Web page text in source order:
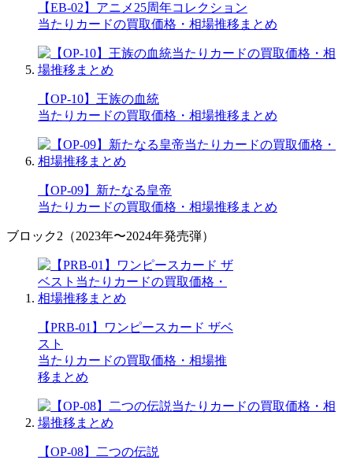
【EB-02】アニメ25周年コレクション
当たりカードの買取価格・相場推移まとめ
【OP-10】王族の血統
当たりカードの買取価格・相場推移まとめ
【OP-09】新たなる皇帝
当たりカードの買取価格・相場推移まとめ
ブロック2（2023年〜2024年発売弾）
【PRB-01】ワンピースカード ザベ
スト
当たりカードの買取価格・相場推
移まとめ
【OP-08】二つの伝説